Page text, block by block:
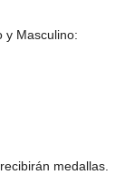
y Masculino:
medallas.